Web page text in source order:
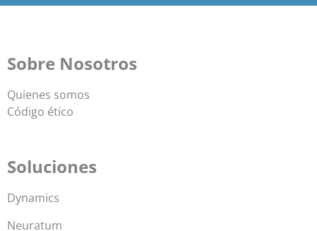
Sobre Nosotros
Quienes somos
Código ético
Soluciones
Dynamics
Neuratum